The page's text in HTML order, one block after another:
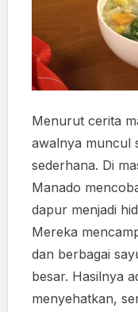
Menurut cerita
awalnya muncul
sederhana. Di
Manado
dapur menjadi
Mereka
dan berbagai
besar. Hasilnya
menyehatkan,